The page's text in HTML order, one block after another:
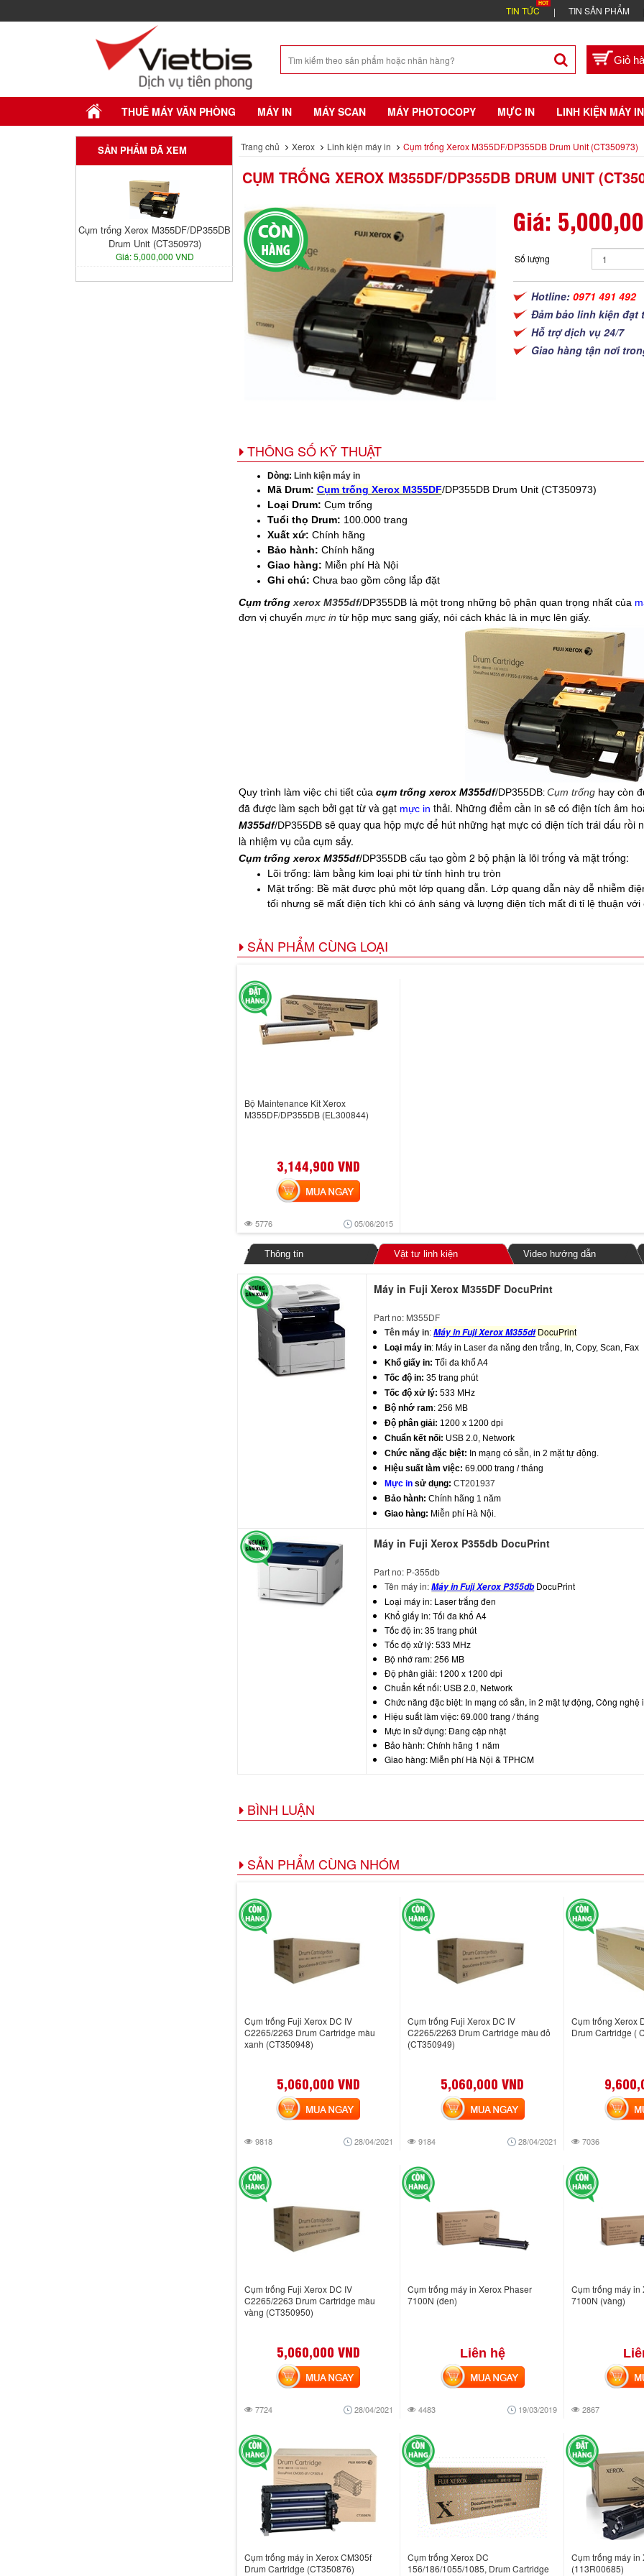
TIN TỨC TIN SẢN PHẨM
THUÊ MÁY VĂN PHÒNG MÁY IN MÁY SCAN MÁY PHOTOCOPY MỰC IN LINH KIỆN MÁY IN
SẢN PHẨM ĐÃ XEM
Cụm trống Xerox M355DF/DP355DB
Drum Unit (CT350973)
Giá: 5,000,000 VND
Trang chủ Xerox Linh kiện máy in Cụm trống Xerox M355DF/DP355DB Drum Unit (CT350973)
CỤM TRỐNG XEROX M355DF/DP355DB DRUM UNIT
Giá:
Số lượng
Hotline:0971 491 492
Đảm bảo linh kiện đạt
Hỗ trợ dịch vụ 24/7
Giao hàng tận nơi
THÔNG SỐ KỸ THUẬT
Dòng: Linh kiện máy in
Mã Drum: Cụm trống Xerox M355DF/DP355DBDrum Unit (CT350973)
Loại Drum: Cụm trống
Tuổi thọ Drum: 100.000 trang
Xuất xứ: Chính hãng
Bảo hành: Chính hãng
Giao hàng: Miễn phí Hà Nội
Ghi chú: Chưa bao gồm công lắp đặt
Cụm trống xerox M355df/DP355DB là một trong những bộ phận quan trọng nhất của
đơn vị chuyển mực in từ hộp mực sang giấy, nói cách khác là in mực lên giấy.
Quy trình làm việc chi tiết của cụm trống xerox M355df/DP355DB: Cụm trốnghay còn
đã được làm sạch bởi gạt từ và gạt mực in thải. Những điểm cần in sẽ có điện tích âm
M355df/DP355DBsẽ quay qua hộp mực để hút những hạt mực có điện tích trái dấu rồi
là nhiệm vụ của cụm sấy.
Cụm trống xerox M355df/DP355DB cấu tạogồm 2 bộ phận là lõi trống và mặt trống:
Lõi trống: làm bằng kim loại phi từ tính hình trụ tròn
Mặt trống: Bề mặt được phủ một lớp quang dẫn. Lớp quang dẫn này dễ nhiễm
tối nhưng sẽ mất điện tích khi có ánh sáng và lượng điện tích mất đi tỉ lệ thuận
SẢN PHẨM CÙNG LOẠI
Bộ Maintenance Kit Xerox
M355DF/DP355DB (EL300844)
3,144,900 VND
5776 05/06/2015
MUA NGAY
Thông tin Vật tư linh kiện Video hướng dẫn
Máy in Fuji Xerox M355DF DocuPrint
Part no: M355DF
Tên máy in:Máy in Fuji Xerox M355df DocuPrint
Loại máy in: Máy in Laser đa năng đen trắng, In, Copy, Scan, Fax
Khổ giấy in: Tối đa khổ A4
Tốc độ in: 35 trang phút
Tốc độ xử lý: 533 MHz
Bộ nhớ ram: 256 MB
Độ phân giải: 1200 x 1200 dpi
Chuẩn kết nối: USB 2.0, Network
Chức năng đặc biệt: In mạng có sẵn, in 2 mặt tự động.
Hiệu suất làm việc: 69.000 trang / tháng
Mực in sử dụng: CT201937
Bảo hành:Chính hãng 1 năm
Giao hàng: Miễn phí Hà Nội.
Máy in Fuji Xerox P355db DocuPrint
Part no: P-355db
Tên máy in:Máy in Fuji Xerox P355dbDocuPrint
Loại máy in: Laser trắng đen
Khổ giấy in: Tối đa khổ A4
Tốc độ in: 35 trang phút
Tốc độ xử lý: 533 MHz
Bộ nhớ ram: 256 MB
Độ phân giải: 1200 x 1200 dpi
Chuẩn kết nối: USB 2.0, Network
Chức năng đặc biệt: In mạng có sẵn, in 2 mặt tự động, Công nghệ
Hiệu suất làm việc: 69.000 trang / tháng
Mực in sử dụng: Đang cập nhật
Bảo hành: Chính hãng 1 năm
Giao hàng: Miễn phí Hà Nội & TPHCM
BÌNH LUẬN
SẢN PHẨM CÙNG NHÓM
Cụm trống Fuji Xerox DC IV
C2265/2263 Drum Cartridge màu
xanh (CT350948)
5,060,000 VND
9818 28/04/2021
MUA NGAY
Cụm trống Fuji Xerox DC IV
C2265/2263 Drum Cartridge màu đỏ
(CT350949)
5,060,000 VND
9184 28/04/2021
MUA NGAY
Cụm trống Xerox
Drum Cartridge (
7036
Cụm trống Fuji Xerox DC IV
C2265/2263 Drum Cartridge màu
vàng (CT350950)
5,060,000 VND
7724 28/04/2021
MUA NGAY
Cụm trống máy in Xerox Phaser
7100N (đen)
Liên hệ
4483 19/03/2019
MUA NGAY
Cụm trống máy in
7100N (vàng)
2867
Cụm trống máy in Xerox CM305f
Drum Cartridge (CT350876)
Cụm trống Xerox DC
156/186/1055/1085, Drum Cartridge
Cụm trống máy in
(113R00685)